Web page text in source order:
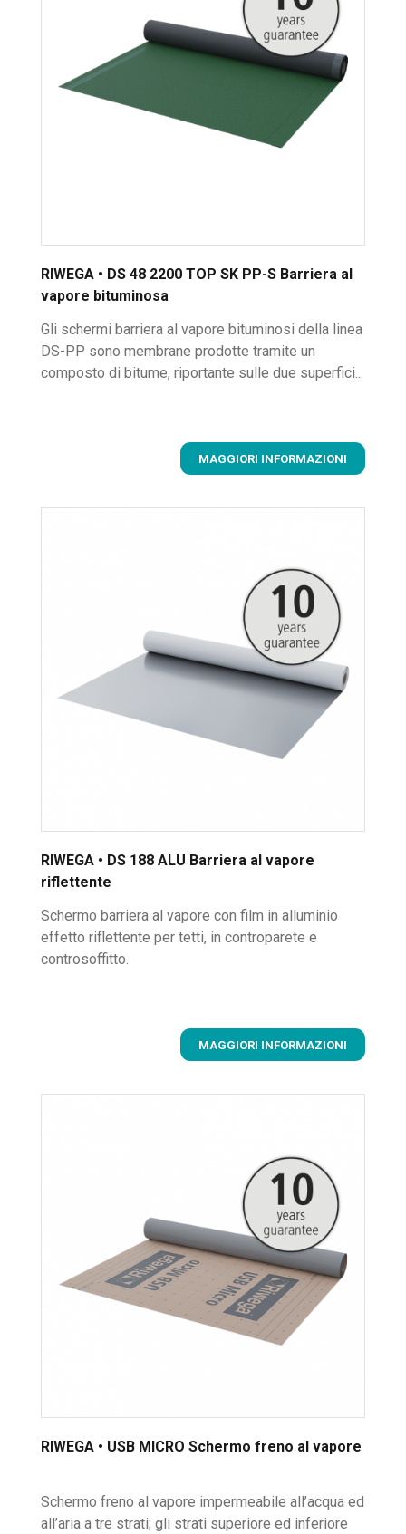
RIWEGA • DS 48 2200 TOP SK PP-S Barriera al
vapore bituminosa
Gli schermi barriera al vapore bituminosi della linea
DS-PP sono membrane prodotte tramite un
composto di bitume, riportante sulle due superfici...
MAGGIORI INFORMAZIONI
RIWEGA • DS 188 ALU Barriera al vapore
riflettente
Schermo barriera al vapore con film in alluminio
effetto riflettente per tetti, in controparete e
controsoffitto.
MAGGIORI INFORMAZIONI
RIWEGA • USB MICRO Schermo freno al vapore
Schermo freno al vapore impermeabile all’acqua ed
all’aria a tre strati; gli strati superiore ed inferiore